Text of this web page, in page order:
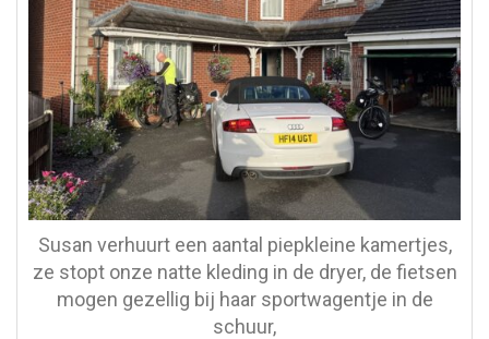
Susan verhuurt een aantal piepkleine kamertjes,
ze stopt onze natte kleding in de dryer, de fietsen
mogen gezellig bij haar sportwagentje in de
schuur,